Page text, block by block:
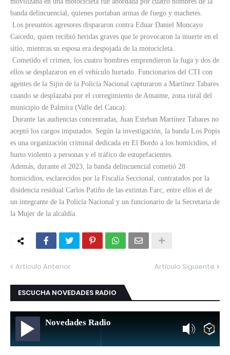
banda delincuencial, quienes portaban armas de fuego y machetes.
Los presuntos agresores dispararon contra Eduar Daniel Moncayo
Caicedo, quien recibió heridas graves que le provocaron la muerte en el
sitio, mientras su esposa era despojada de la motocicleta.
Cometido el crimen, los cuatro hombres emprendieron la fuga y dos de
ellos se desplazaron en el vehículo hurtado. Funcionarios del CTI con
agentes de la Sijin de la Policía Nacional capturaron a Martínez Tabares
cuando se desplazaba por el corregimiento de Amaime, zona rural del
municipio de Palmira (Valle del Cauca).
Durante las audiencias concentradas, Juan Esteban Martínez Tabares no
aceptó los cargos imputados. Según la investigación, la banda Los Popis
es una organización criminal dedicada en El Bordo a los homicidios, el
hurto violento a personas y el tráfico de estupefacientes.
Además, durante el 2023, la banda delincuencial cometió 28
homicidios, esclarecidos por la Fiscalía Seccional, contratados por la
disidencia residual Carlos Patiño de las extintas Farc, entre ellos el de
un integrante de la Policía Nacional y un funcionario de la Secretaria de
la Mujer de la alcaldía.
Artículo Anterior Artículo Siguiente
ESCUCHA NOVEDADES RADIO
Novedades Radio